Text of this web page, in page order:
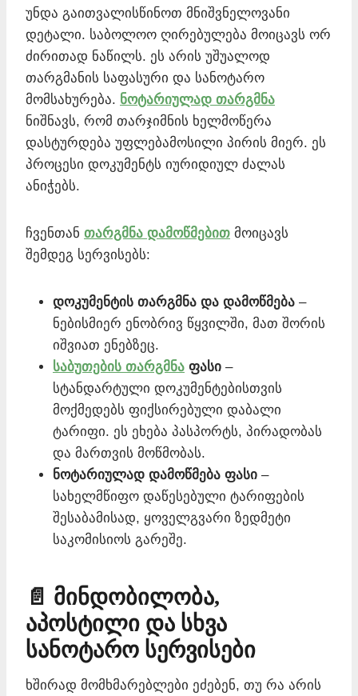
უნდა გაითვალისწინოთ მნიშვნელოვანი
დეტალი. საბოლოო ღირებულება მოიცავს ორ
ძირითად ნაწილს. ეს არის უშუალოდ
თარგმანის საფასური და სანოტარო
მომსახურება. ნოტარიულად თარგმნა
ნიშნავს, რომ თარჯიმნის ხელმოწერა
დასტურდება უფლებამოსილი პირის მიერ. ეს
პროცესი დოკუმენტს იურიდიულ ძალას
ანიჭებს.
ჩვენთან თარგმნა დამოწმებით მოიცავს
შემდეგ სერვისებს:
დოკუმენტის თარგმნა და დამოწმება –
ნებისმიერ ენობრივ წყვილში, მათ შორის
იშვიათ ენებზეც.
საბუთების თარგმნა ფასი –
სტანდარტული დოკუმენტებისთვის
მოქმედებს ფიქსირებული დაბალი
ტარიფი. ეს ეხება პასპორტს, პირადობას
და მართვის მოწმობას.
ნოტარიულად დამოწმება ფასი –
სახელმწიფო დაწესებული ტარიფების
შესაბამისად, ყოველგვარი ზედმეტი
საკომისიოს გარეშე.
📄 მინდობილობა,
აპოსტილი და სხვა
სანოტარო სერვისები
ხშირად მომხმარებლები ეძებენ, თუ რა არის